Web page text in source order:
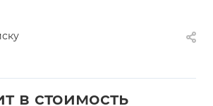
в стоимость